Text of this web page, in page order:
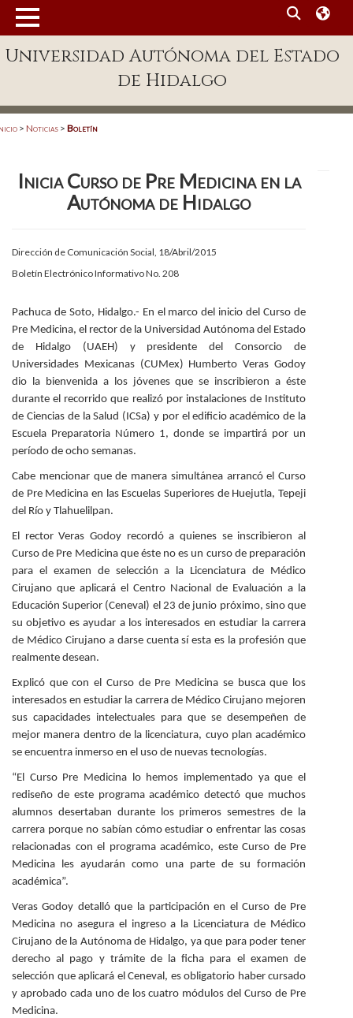
Enlaces
Patronato
Publicaciones en línea
Acreditación Internacional
Alumnado
Aspirantes
Alumni
Visitantes
Universidad Autónoma del Estado
de Hidalgo
> Noticias > Boletín
Inicia Curso de Pre Medicina en la
Autónoma de Hidalgo
Dirección de Comunicación Social, 18/Abril/2015
Boletín Electrónico Informativo No. 208
Pachuca de Soto, Hidalgo.- En el marco del inicio del Curso de
Pre Medicina, el rector de la Universidad Autónoma del Estado
de Hidalgo (UAEH) y presidente del Consorcio de
Universidades Mexicanas (CUMex) Humberto Veras Godoy
dio la bienvenida a los jóvenes que se inscribieron a éste
durante el recorrido que realizó por instalaciones de Instituto
de Ciencias de la Salud (ICSa) y por el edificio académico de la
Escuela Preparatoria Número 1, donde se impartirá por un
período de ocho semanas.
Cabe mencionar que de manera simultánea arrancó el Curso
de Pre Medicina en las Escuelas Superiores de Huejutla, Tepeji
del Río y Tlahuelilpan.
El rector Veras Godoy recordó a quienes se inscribieron al
Curso de Pre Medicina que éste no es un curso de preparación
para el examen de selección a la Licenciatura de Médico
Cirujano que aplicará el Centro Nacional de Evaluación a la
Educación Superior (Ceneval) el 23 de junio próximo, sino que
su objetivo es ayudar a los interesados en estudiar la carrera
de Médico Cirujano a darse cuenta sí esta es la profesión que
realmente desean.
Explicó que con el Curso de Pre Medicina se busca que los
interesados en estudiar la carrera de Médico Cirujano mejoren
sus capacidades intelectuales para que se desempeñen de
mejor manera dentro de la licenciatura, cuyo plan académico
se encuentra inmerso en el uso de nuevas tecnologías.
“El Curso Pre Medicina lo hemos implementado ya que el
rediseño de este programa académico detectó que muchos
alumnos desertaban durante los primeros semestres de la
carrera porque no sabían cómo estudiar o enfrentar las cosas
relacionadas con el programa académico, este Curso de Pre
Medicina les ayudarán como una parte de su formación
académica”.
Veras Godoy detalló que la participación en el Curso de Pre
Medicina no asegura el ingreso a la Licenciatura de Médico
Cirujano de la Autónoma de Hidalgo, ya que para poder tener
derecho al pago y trámite de la ficha para el examen de
selección que aplicará el Ceneval, es obligatorio haber cursado
y aprobado cada uno de los cuatro módulos del Curso de Pre
Medicina.